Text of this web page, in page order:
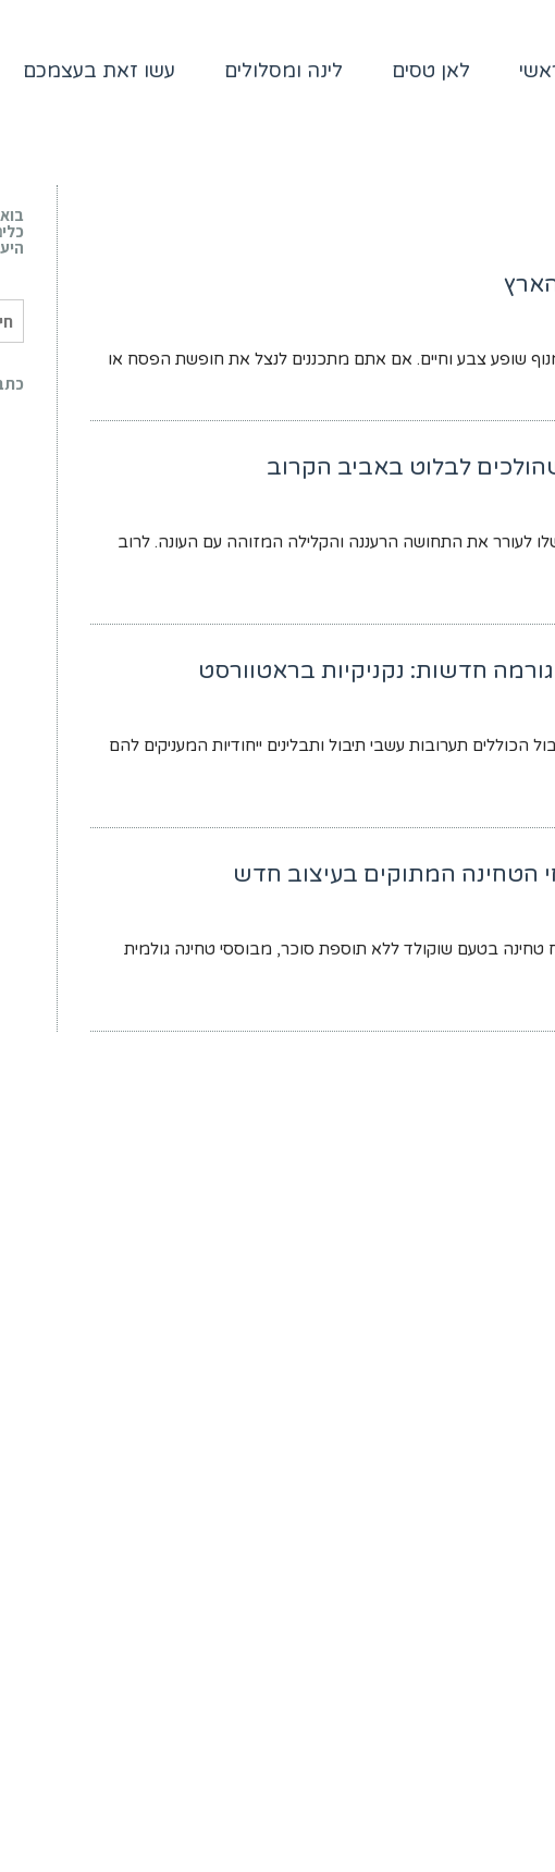
לאן טסים לינה ומסלולים עשו זאת בעצמכם
שופע צבע וחיים. אם אתם מתכננים לנצל את חופשת הפסח או
לבלוט באביב הקרוב
לעורר את התחושה הרעננה והקלילה המזוהה עם העונה. לרוב
חדשות: נקניקיות בראטוורסט
הכוללים תערובות עשבי תיבול ותבלינים ייחודיות המעניקים להם
המתוקים בעיצוב חדש
בטעם שוקולד ללא תוספת סוכר, מבוססי טחינה גולמית